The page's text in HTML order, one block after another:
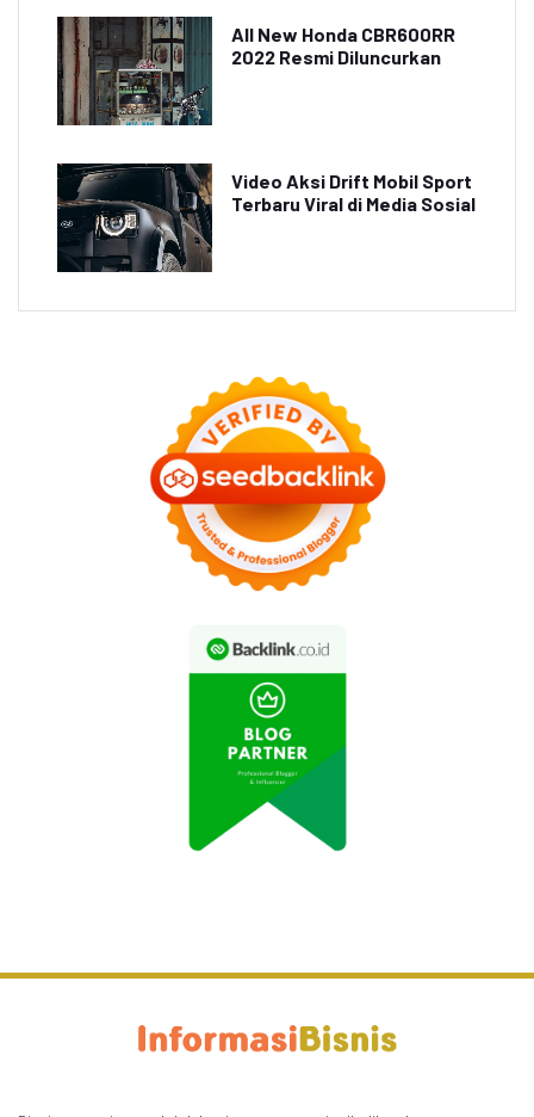
All New Honda CBR600RR
2022 Resmi Diluncurkan
Video Aksi Drift Mobil Sport
Terbaru Viral di Media Sosial